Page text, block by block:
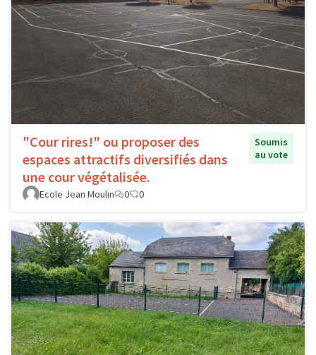
"Cour rires!" ou proposer des
espaces attractifs diversifiés dans
une cour végétalisée.
Soumis
au vote
Ecole Jean Moulin 0 0